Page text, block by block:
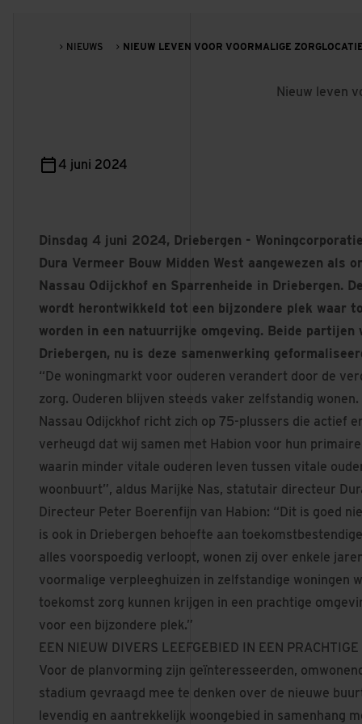
NIEUWS NIEUW LEVEN VOOR VOORMALIGE
Nieuw leven
4 juni 2024
Dinsdag 4 juni 2024, Driebergen -
Dura Vermeer Bouw Midden West aangewezen
Nassau Odijckhof en Sparrenheide in Driebergen.
wordt herontwikkeld tot een bijzondere plek waar
worden in een natuurrijke omgeving. Beide
Driebergen, nu is deze samenwerking
“De woningmarkt voor ouderen verandert door de
zorg. Ouderen blijven steeds vaker zelfstandig
Nassau Odijckhof richt zich op 75-plussers die actief
verheugd dat wij samen met Habion voor hun
waarin minder vitale ouderen leven tussen vitale
woonbuurt”, aldus Marijke Nas, statutair directeur
Directeur Peter Boerenfijn van Habion: “Dit is goed
is ook in Driebergen behoefte aan
alles voorspoedig verloopt, wonen zij over enkele
voormalige verpleeghuizen in zelfstandige woningen
toekomst zorg kunnen krijgen in een prachtige
voor een bijzondere plek.”
EEN NIEUW DIVERS LEEFGEBIED IN EEN PRACHTIGE
Voor de planvorming zijn geïnteresseerden,
stadium gevraagd mee te denken over de nieuwe
levendig en aantrekkelijk woongebied in samenhang